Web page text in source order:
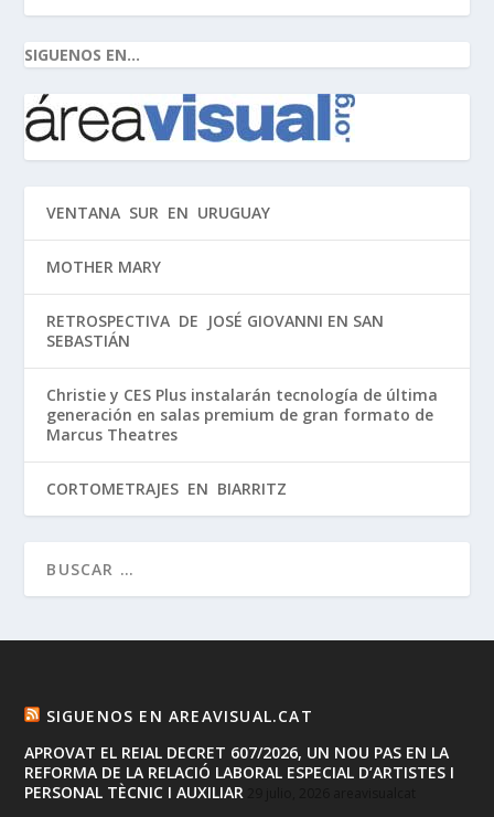
SIGUENOS EN...
VENTANA SUR EN URUGUAY
MOTHER MARY
RETROSPECTIVA DE JOSÉ GIOVANNI EN SAN
SEBASTIÁN
Christie y CES Plus instalarán tecnología de última
generación en salas premium de gran formato de
Marcus Theatres
CORTOMETRAJES EN BIARRITZ
SIGUENOS EN AREAVISUAL.CAT
APROVAT EL REIAL DECRET 607/2026, UN NOU PAS EN LA
REFORMA DE LA RELACIÓ LABORAL ESPECIAL D’ARTISTES I
PERSONAL TÈCNIC I AUXILIAR